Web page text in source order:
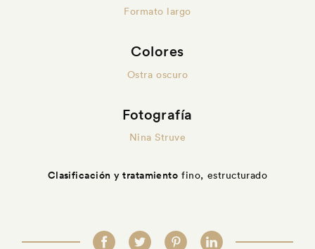
Formato largo
Colores
Ostra oscuro
Fotografía
Nina Struve
Clasificación y tratamiento fino, estructurado